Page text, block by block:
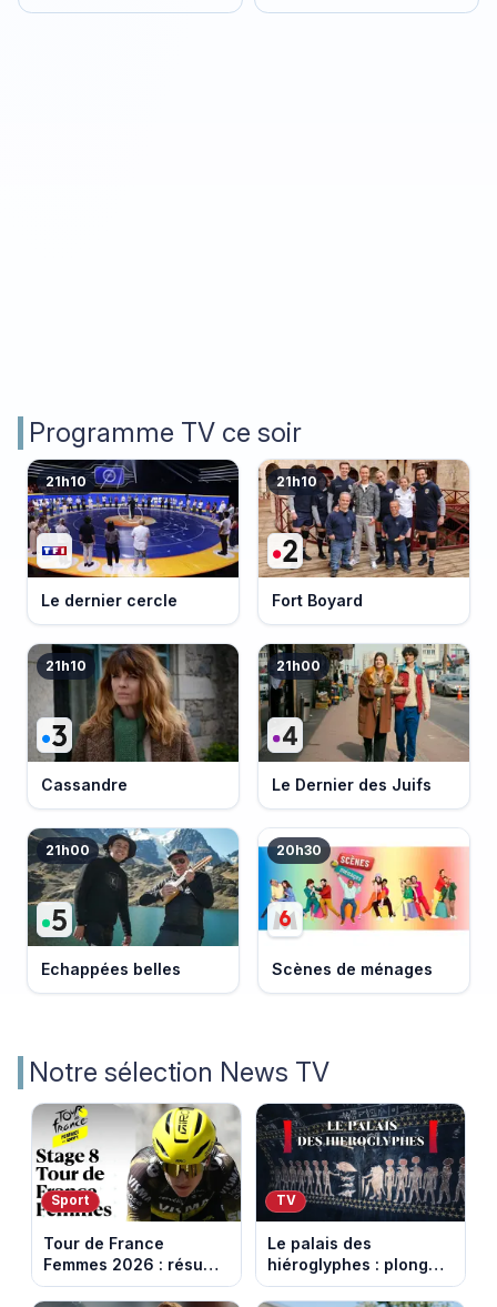
Programme TV ce soir
21h10
Le dernier cercle
21h10
Fort Boyard
21h10
Cassandre
21h00
Le Dernier des Juifs
21h00
Echappées belles
20h30
Scènes de ménages
Notre sélection News TV
Sport
Tour de France
Femmes 2026 : résumé
vidéo de la 9e étape
TV
Le palais des
hiéroglyphes : plongez
dans la tombe